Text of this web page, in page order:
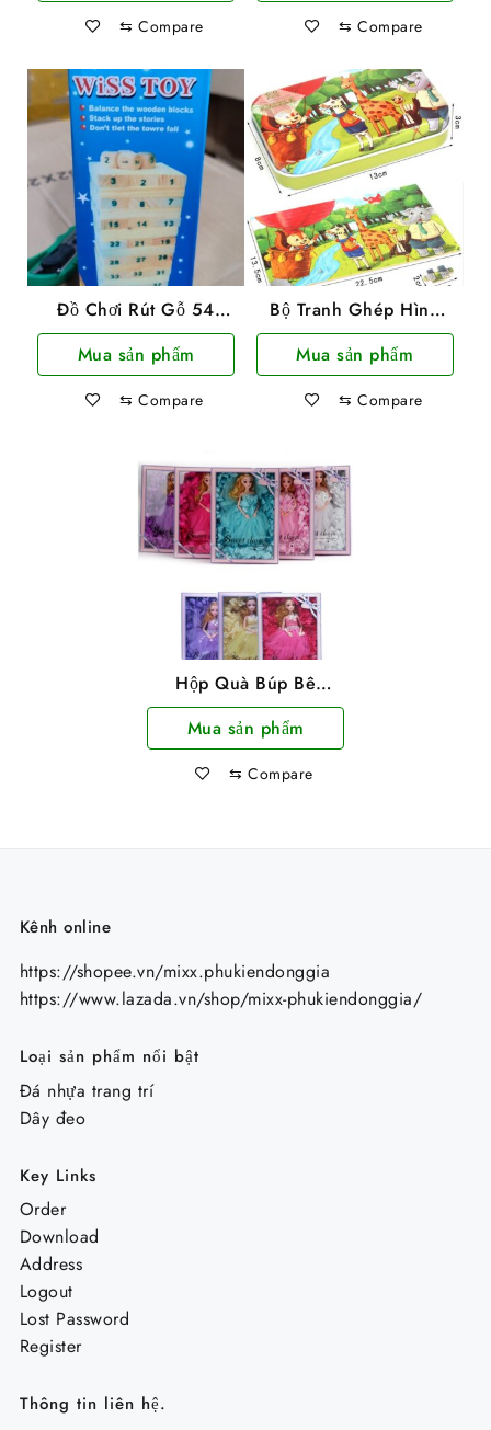
⇆ Compare ⇆ Compare
Đồ Chơi Rút Gỗ 54
Thanh Loại Lớn Hộp
Màu Xanh Wiss Toy
Mua sản phẩm
⇆ Compare
Bộ Tranh Ghép Hình
60 Miếng Cho Bé Có
Hộp
Mua sản phẩm
⇆ Compare
Hộp Quà Búp Bê
Sweet Days Thiết Kế
Thông Minh Đáng Yêu
Cho Bé
Mua sản phẩm
⇆ Compare
Kênh online
https://shopee.vn/mixx.phukiendonggia
https://www.lazada.vn/shop/mixx-phukiendonggia/
Loại sản phẩm nổi bật
Đá nhựa trang trí
Dây đeo
Key Links
Order
Download
Address
Logout
Lost Password
Register
Thông tin liên hệ.